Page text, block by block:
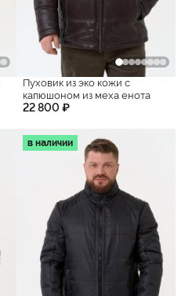
Пуховик из эко кожи с
капюшоном из меха енота
22 800 ₽
в наличии